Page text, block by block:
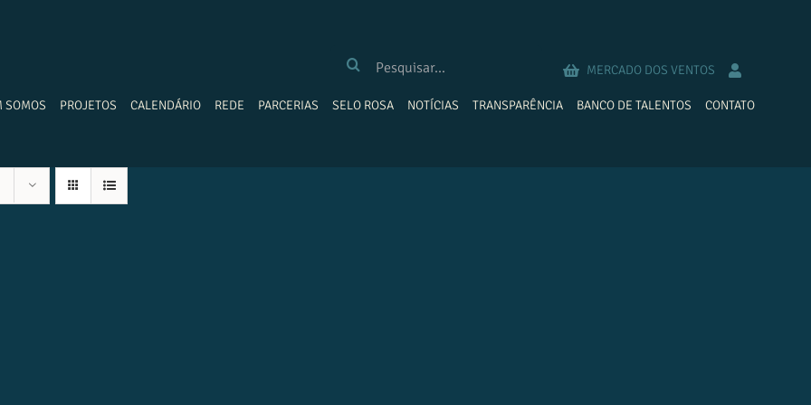
RESULTADOS
MERCADO DOS VENTOS
SOMOS PROJETOS CALENDÁRIO REDE PARCERIAS SELO ROSA NOTÍCIAS TRANSPARÊNCIA BANCO DE TALENTOS CONTATO